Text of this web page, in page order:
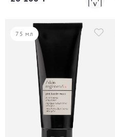
75 мл